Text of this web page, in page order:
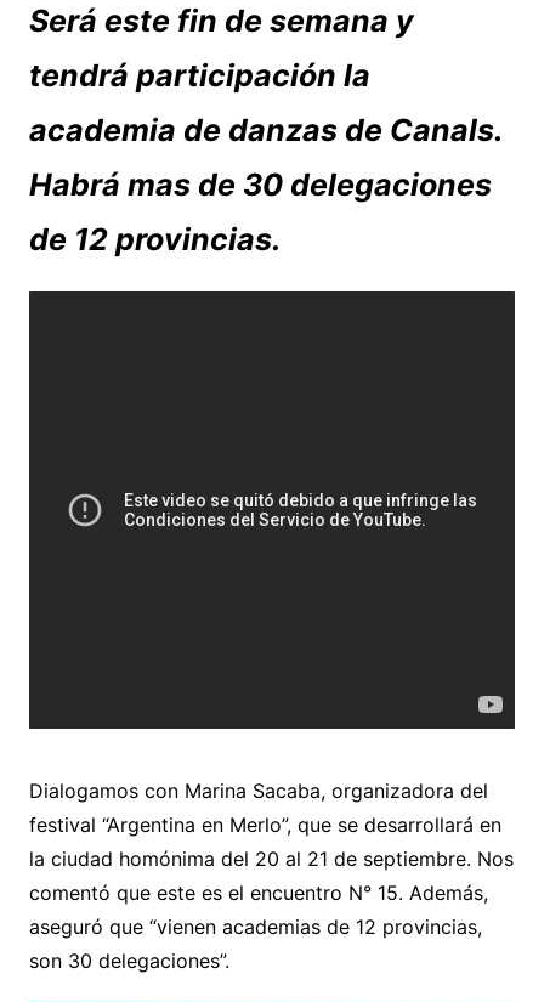
Será este fin de semana y
tendrá participación la
academia de danzas de Canals.
Habrá mas de 30 delegaciones
de 12 provincias.
Dialogamos con Marina Sacaba, organizadora del
festival “Argentina en Merlo”, que se desarrollará en
la ciudad homónima del 20 al 21 de septiembre. Nos
comentó que este es el encuentro N° 15. Además,
aseguró que “vienen academias de 12 provincias,
son 30 delegaciones”.